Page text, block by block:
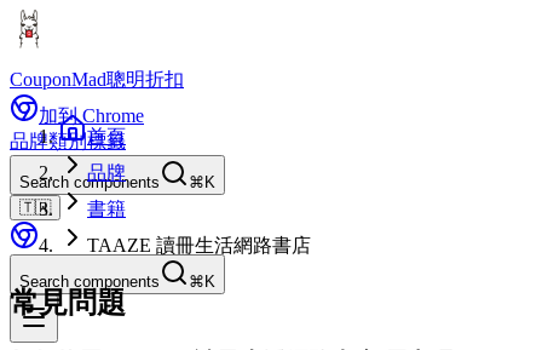
CouponMad聰明折扣
加到 Chrome
品牌類別標籤
Search components
⌘K
🇹🇼
Search components ⌘K
首頁
品牌
書籍
TAAZE 讀冊生活網路書店
常見問題